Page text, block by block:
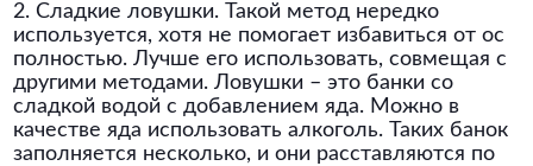
2. Сладкие ловушки. Такой метод нередко
используется, хотя не помогает избавиться от ос
полностью. Лучше его использовать, совмещая с
другими методами. Ловушки – это банки со
сладкой водой с добавлением яда. Можно в
качестве яда использовать алкоголь. Таких банок
заполняется несколько, и они расставляются по